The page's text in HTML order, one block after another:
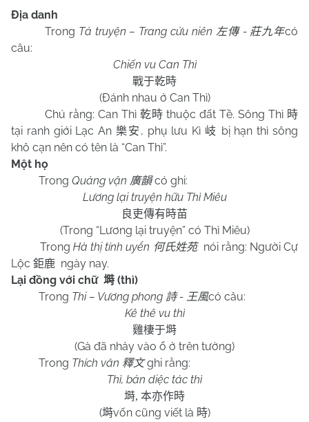
Địa danh
Trong Tả truyện – Trang cửu niên 左傳- 莊九年có
câu:
Chiến vu Can Thì
戰于乾時
(Đánh nhau ở Can Thì)
Chú rằng: Can Thì 乾時 thuộc đất Tề. Sông Thì 時
tại ranh giới Lạc An樂安 , phụ lưu Kì 岐 bị hạn thì sông
khô cạn nên có tên là “Can Thì”.
Một họ
Trong Quảng vận 廣韻có ghi:
Lương lại truyện hữu Thì Miêu
良吏傳有時苗
(Trong “Lương lại truyện” có Thì Miêu)
Trong Hà thị tính uyển 何氏姓苑 nói rằng: Người Cự
Lộc 鉅鹿 ngày nay.
Lại đồng với chữ 塒 (thì)
Trong Thi – Vương phong 詩- 王風có câu:
Kê thê vu thì
雞棲于塒
(Gà đã nhảy vào ổ ở trên tường)
Trong Thích văn 釋文ghi rằng:
Thì, bản diệc tác thì
塒, 本亦作時
(塒vốn cũng viết là 時)